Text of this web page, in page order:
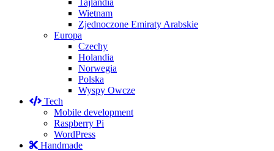
Tajlandia
Wietnam
Zjednoczone Emiraty Arabskie
Europa
Czechy
Holandia
Norwegia
Polska
Wyspy Owcze
Tech
Mobile development
Raspberry Pi
WordPress
Handmade